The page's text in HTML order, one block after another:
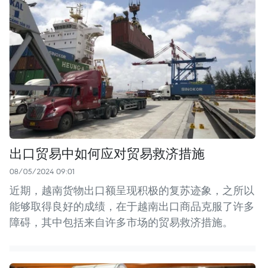
出口贸易中如何应对贸易救济措施
08/05/2024 09:01
近期，越南货物出口额呈现积极的复苏迹象，之所以
能够取得良好的成绩，在于越南出口商品克服了许多
障碍，其中包括来自许多市场的贸易救济措施。